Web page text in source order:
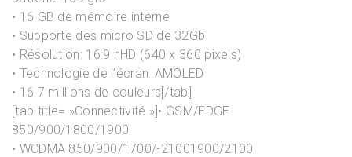
• 16 GB de mémoire interne
• Supporte des micro SD de 32Gb
• Résolution: 16:9 nHD (640 x 360 pixels)
• Technologie de l’écran: AMOLED
• 16.7 millions de couleurs[/tab]
[tab title= »Connectivité »]• GSM/EDGE
850/900/1800/1900
• WCDMA 850/900/1700/-21001900/2100